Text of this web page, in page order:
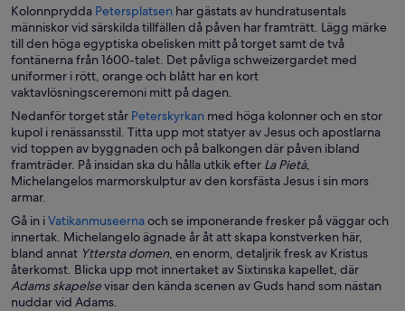
Kolonnprydda PetersplatsenÖ
p
p
n
a
s
e
t
t
n
y
t
f
ö
n
s
har gästats av hundratusentals
människor vid särskilda tillfällen då påven har framträtt. Lägg märke
till den höga egyptiska obelisken mitt på torget samt de två
fontänerna från 1600-talet. Det påvliga schweizergardet med
uniformer i rött, orange och blått har en kort
vaktavlösningsceremoni mitt på dagen.
Nedanför torget står PeterskyrkanÖ
p
p
n
a
e
t
t
n
y
med höga kolonner och en stor
kupol i renässansstil. Titta upp mot statyer av Jesus och apostlarna
vid toppen av byggnaden och på balkongen där påven ibland
framträder. På insidan ska du hålla utkik efter La Pietà,
Michelangelos marmorskulptur av den korsfästa Jesus i sin mors
armar.
Gå in iVatikanmuseernaÖ
p
p
n
a
och se imponerande fresker på väggar och
innertak. Michelangelo ägnade år åt att skapa konstverken här,
bland annat Yttersta domen, en enorm, detaljrik fresk av Kristus
återkomst. Blicka upp mot innertaket av Sixtinska kapellet, där
Adams skapelsevisar den kända scenen av Guds hand som nästan
nuddar vid Adams.